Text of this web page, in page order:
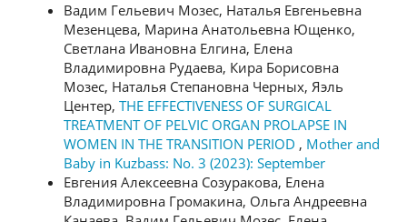
Вадим Гельевич Мозес, Наталья Евгеньевна
Мезенцева, Марина Анатольевна Ющенко,
Светлана Ивановна Елгина, Елена
Владимировна Рудаева, Кира Борисовна
Мозес, Наталья Степановна Черных, Яэль
Центер, THE EFFECTIVENESS OF SURGICAL
TREATMENT OF PELVIC ORGAN PROLAPSE IN
WOMEN IN THE TRANSITION PERIOD , Mother and
Baby in Kuzbass: No. 3 (2023): September
Евгения Алексеевна Созуракова, Елена
Владимировна Громакина, Ольга Андреевна